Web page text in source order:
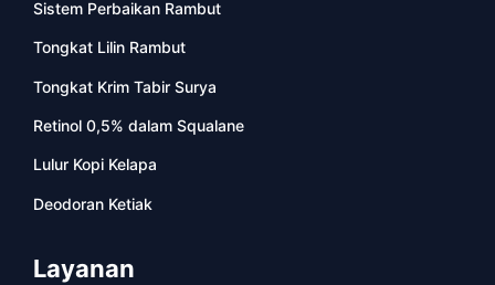
Sistem Perbaikan Rambut
Tongkat Lilin Rambut
Tongkat Krim Tabir Surya
Retinol 0,5% dalam Squalane
Lulur Kopi Kelapa
Deodoran Ketiak
Layanan